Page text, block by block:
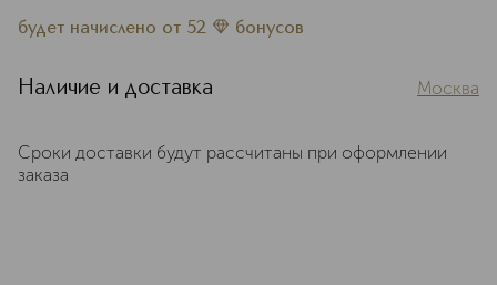
будет начислено от 52 бонусов
Наличие и доставка Москва
Сроки доставки будут рассчитаны при оформлении
заказа